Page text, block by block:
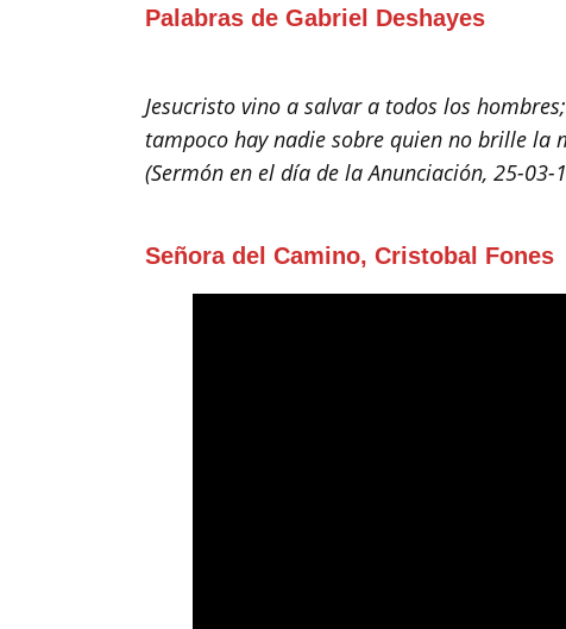
Palabras de Gabriel Deshayes
Jesucristo vino a salvar a todos los
tampoco hay nadie sobre quien no brille la
(Sermón en el día de la Anunciación, 25-03-
Señora del Camino, Cristobal Fones